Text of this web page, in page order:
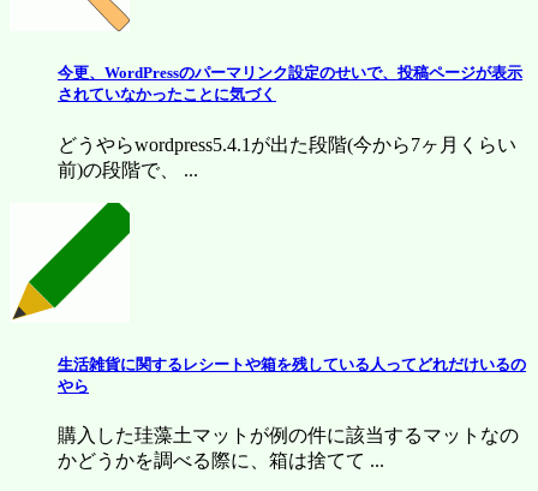
今更、WordPressのパーマリンク設定のせいで、投稿ページが表示
されていなかったことに気づく
どうやらwordpress5.4.1が出た段階(今から7ヶ月くらい
前)の段階で、 ...
生活雑貨に関するレシートや箱を残している人ってどれだけいるの
やら
購入した珪藻土マットが例の件に該当するマットなの
かどうかを調べる際に、箱は捨てて ...